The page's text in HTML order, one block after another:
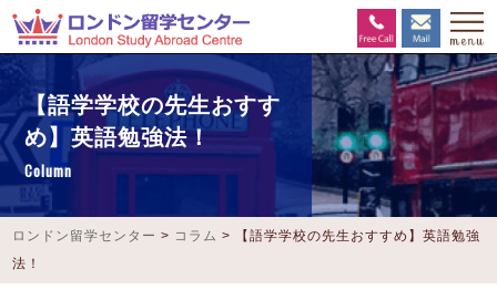
【語学学校の先生おすす
め】英語勉強法！
Column
ロンドン留学センター > コラム >
【語学学校の先生おすすめ】英語勉強
法！